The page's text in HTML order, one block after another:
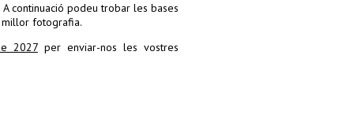
de 2027
continuació podeu trobar les bases
fotografia.
2027 per enviar-nos les vostres